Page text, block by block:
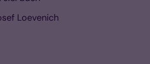
Loevenich